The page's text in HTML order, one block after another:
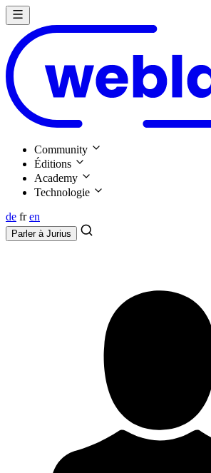
Community
Éditions
Academy
Technologie
de fr en
Parler à Jurius